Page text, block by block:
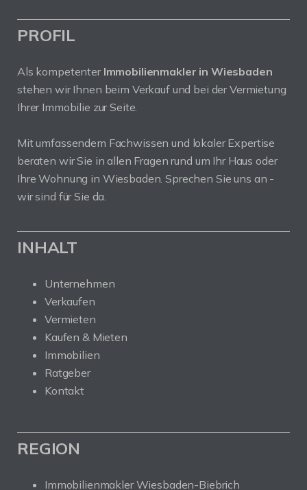
PROFIL
Als kompetenter Immobilienmakler in Wiesbaden
stehen wir Ihnen beim Verkauf und bei der Vermietung
Ihrer Immobilie zur Seite.
Mit umfassendem Fachwissen und lokaler Expertise
beraten wir Sie in allen Fragen rund um Ihr Haus oder
Ihre Wohnung in Wiesbaden. Sprechen Sie uns an -
wir sind für Sie da.
INHALT
Unternehmen
Verkaufen
Vermieten
Kaufen & Mieten
Immobilien
Ratgeber
Kontakt
REGION
Immobilienmakler Wiesbaden-Biebrich